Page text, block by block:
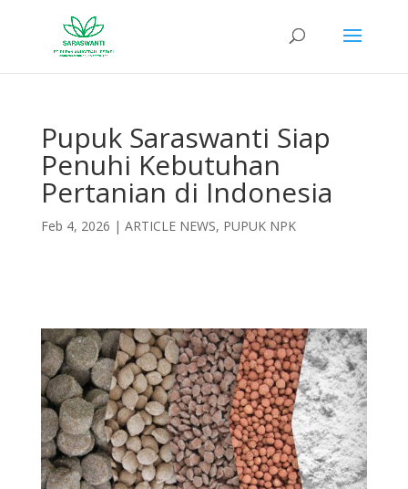
Pupuk Saraswanti Siap
Penuhi Kebutuhan
Pertanian di Indonesia
Feb 4, 2026 | ARTICLE NEWS, PUPUK NPK